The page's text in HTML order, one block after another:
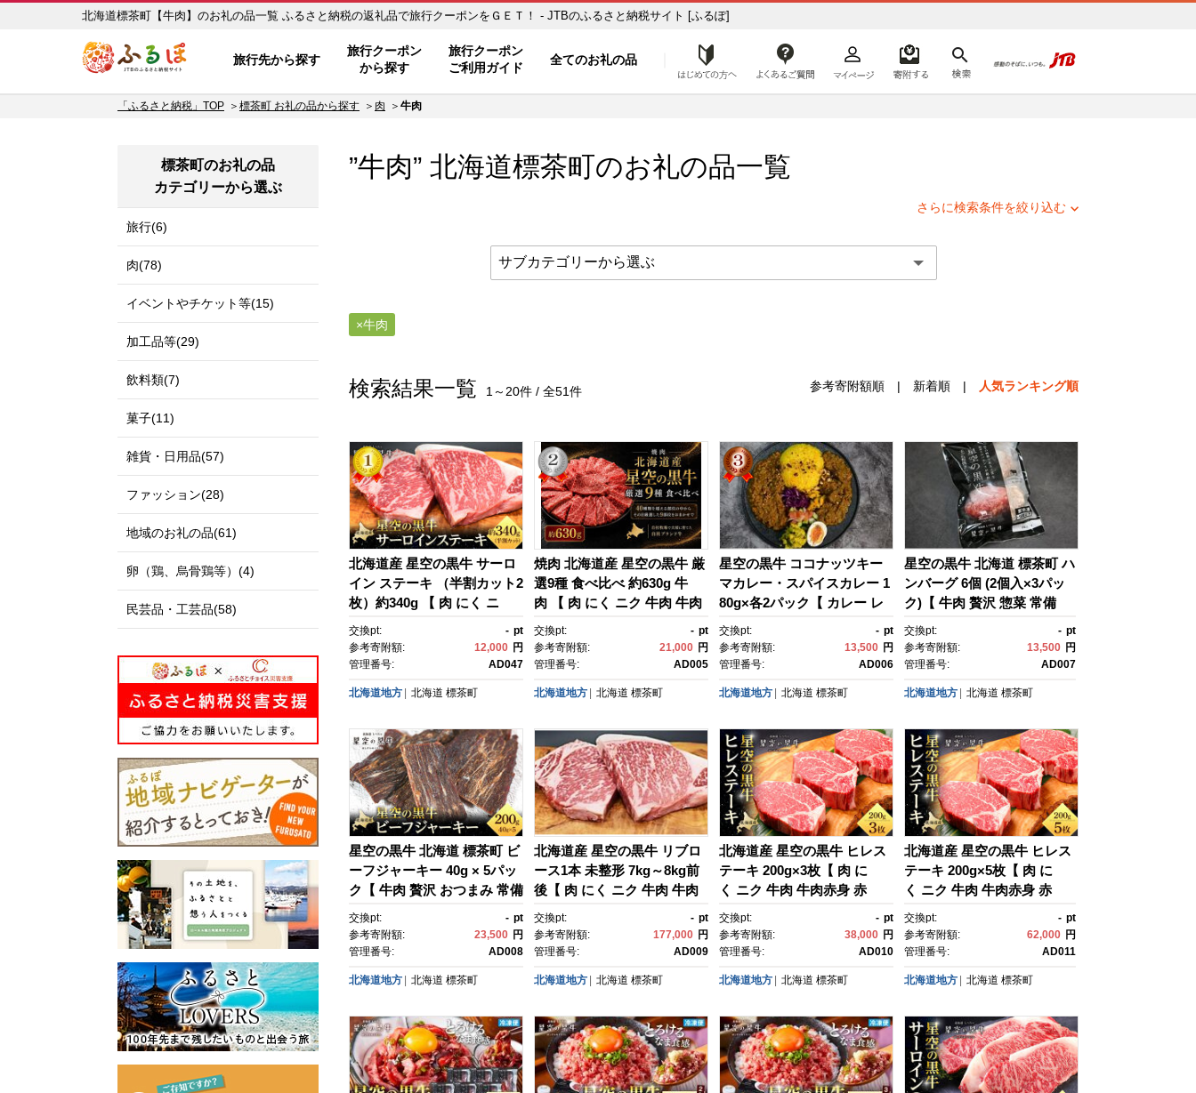
北海道標茶町【牛肉】のお礼の品一覧 ふるさと納税の返礼品で旅行クーポンをＧＥＴ！ - JTBのふるさと納税サイト [ふるぽ]
旅行先から探す
旅行クーポン
から探す
旅行クーポン
ご利用ガイド
全てのお礼の品 はじめての方へ
「ふるさと納税」TOP 標茶町 お礼の品から探す 肉 牛肉
”牛肉” 北海道標茶町のお礼の品一覧
さらに検索条件を絞り込む
牛肉
検索結果一覧 1～20件 / 全51件 参考寄附額順 | 新着順 | 人気ランキング順
北海道産 星空の黒牛 サーロ
イン ステーキ （半割カット2
枚）約340g 【 肉 にく ニ
ク 牛肉 牛肉赤身 赤身 牛肉セ
ット バーベキュー 冷凍牛
肉 贅沢牛肉 国産牛肉 北海道
軽 特製牛肉 標茶町 北海道 】
交換pt: - pt
参考寄附額:
12,000 円
管理番号:
AD047
北海道地方 北海道 標茶町
焼肉 北海道産 星空の黒牛 厳
選9種 食べ比べ 約630g 牛
肉 【 肉 にく ニク 牛肉 牛肉
赤身 赤身 牛肉セット バーベ
キュー 冷凍牛肉 贅沢牛肉 国
産牛肉 北海道産牛肉 道産牛
町 北海道 】
交換pt: - pt
参考寄附額:
21,000 円
管理番号:
AD005
北海道地方 北海道 標茶町
星空の黒牛 ココナッツキー
マカレー・スパイスカレー 1
80g×各2パック【 カレー レ
トルト キーマカレー かれ
ー 黒牛 牛肉 惣菜 常備食 非
常食 標茶町 北海道 】
交換pt: - pt
参考寄附額:
13,500 円
管理番号:
AD006
北海道地方 北海道 標茶町
星空の黒牛 北海道 標茶町 ハ
ンバーグ 6個 (2個入×3パッ
ク)【 牛肉 贅沢 惣菜 常備
食 標茶町 北海道 】
交換pt: - pt
参考寄附額:
13,500 円
管理番号:
AD007
北海道地方 北海道 標茶町
星空の黒牛 北海道 標茶町 ビ
ーフジャーキー 40g × 5パッ
ク【 牛肉 贅沢 おつまみ 常備
食 非常食 標茶町 北海道 】
交換pt: - pt
参考寄附額:
23,500 円
管理番号:
AD008
北海道地方 北海道 標茶町
北海道産 星空の黒牛 リブロ
ース1本 未整形 7kg～8kg前
後【 肉 にく ニク 牛肉 牛肉
赤身 赤身 牛肉セット バーベ
キュー 冷凍牛肉 贅沢牛肉 国
産牛肉 北海道産牛肉 道産牛
町 北海道 】
交換pt: - pt
参考寄附額:
177,000 円
管理番号:
AD009
北海道地方 北海道 標茶町
北海道産 星空の黒牛 ヒレス
テーキ 200g×3枚【 肉 に
く ニク 牛肉 牛肉赤身 赤
身 牛肉セット バーベキュ
ー 冷凍牛肉 贅沢牛肉 国産牛
肉 北海道産牛肉 道産牛肉 簡
海道 】
交換pt: - pt
参考寄附額:
38,000 円
管理番号:
AD010
北海道地方 北海道 標茶町
北海道産 星空の黒牛 ヒレス
テーキ 200g×5枚【 肉 に
く ニク 牛肉 牛肉赤身 赤
身 牛肉セット バーベキュ
ー 冷凍牛肉 贅沢牛肉 国産牛
肉 北海道産牛肉 道産牛肉 簡
町 北海道 】
交換pt: - pt
参考寄附額:
62,000 円
管理番号:
AD011
北海道地方 北海道 標茶町
標茶町のお礼の品
カテゴリーから選ぶ
旅行(6)
肉(78)
イベントやチケット等(15)
加工品等(29)
飲料類(7)
菓子(11)
雑貨・日用品(57)
ファッション(28)
地域のお礼の品(61)
卵（鶏、烏骨鶏等）(4)
民芸品・工芸品(58)